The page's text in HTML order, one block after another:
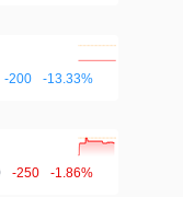
-200 -13.33%
-250 -1.86%